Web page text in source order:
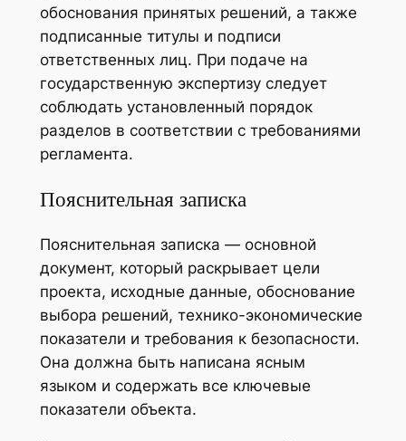
обоснования принятых решений, а также
подписанные титулы и подписи
ответственных лиц. При подаче на
государственную экспертизу следует
соблюдать установленный порядок
разделов в соответствии с требованиями
регламента.
Пояснительная записка
Пояснительная записка — основной
документ, который раскрывает цели
проекта, исходные данные, обоснование
выбора решений, технико-экономические
показатели и требования к безопасности.
Она должна быть написана ясным
языком и содержать все ключевые
показатели объекта.